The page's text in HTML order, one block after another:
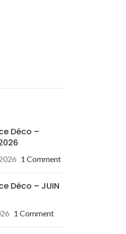
Déco –
1 Comment
Déco – JUIN
1 Comment